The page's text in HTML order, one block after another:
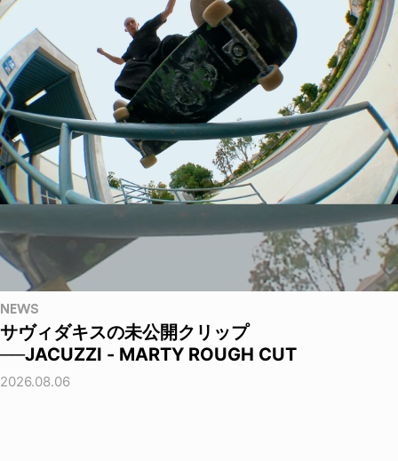
NEWS
サヴィダキスの未公開クリップ
──JACUZZI - MARTY ROUGH CUT
2026.08.06